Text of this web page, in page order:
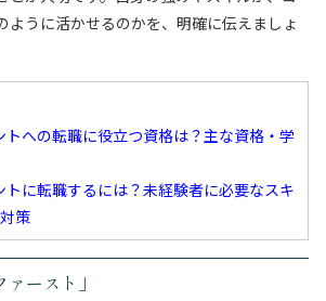
ように活かせるのかを、明確に伝えましょ
トへの転職に役立つ資格は？主な資格・学
トに転職するには？未経験者に必要なスキ
策
ースト」